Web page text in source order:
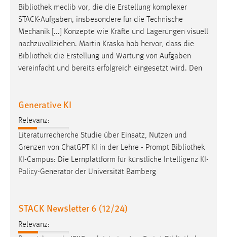
Bibliothek meclib vor, die die Erstellung komplexer
STACK-Aufgaben, insbesondere für die Technische
Mechanik [...] Konzepte wie Kräfte und Lagerungen visuell
nachzuvollziehen. Martin Kraska hob hervor, dass die
Bibliothek die Erstellung und Wartung von Aufgaben
vereinfacht und bereits erfolgreich eingesetzt wird. Den
Generative KI
Relevanz:
Literaturrecherche Studie über Einsatz, Nutzen und
Grenzen von ChatGPT KI in der Lehre - Prompt Bibliothek
KI-Campus: Die Lernplattform für künstliche Intelligenz KI-
Policy-Generator der Universität Bamberg
STACK Newsletter 6 (12/24)
Relevanz:
Zweck:
Conversion-Tracking
Cookie Laufzeit:
Name:
Anbieter:
Zweck:
Conversion-Tracking